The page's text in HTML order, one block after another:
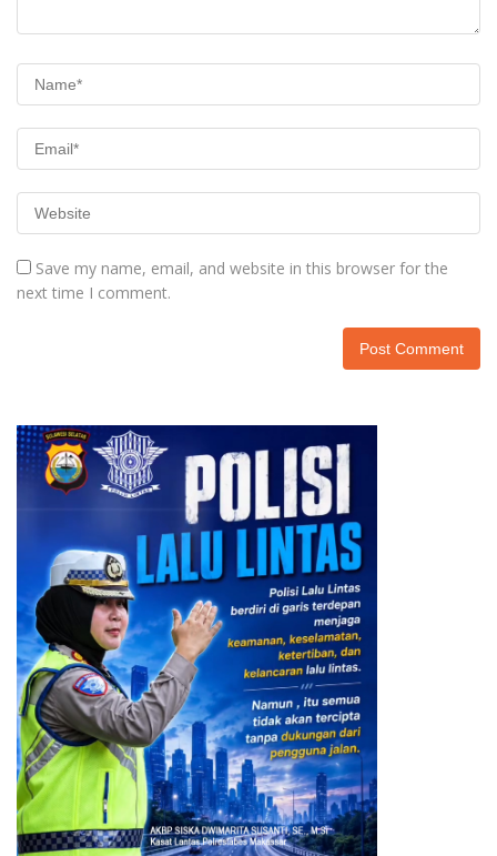
Save my name, email, and website in this browser for the
next time I comment.